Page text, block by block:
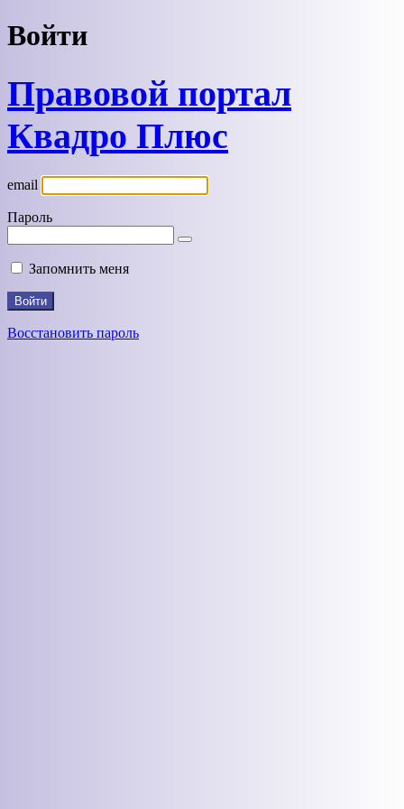
Войти
Правовой портал
Квадро Плюс
email
Пароль
Запомнить меня
Восстановить пароль